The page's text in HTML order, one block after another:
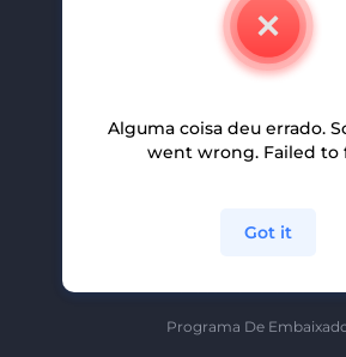
Contate-Nos
Carreiras
Programa De Afiliados
Programa De
Alguma coisa deu errado.
went wrong. Failed to
Got it